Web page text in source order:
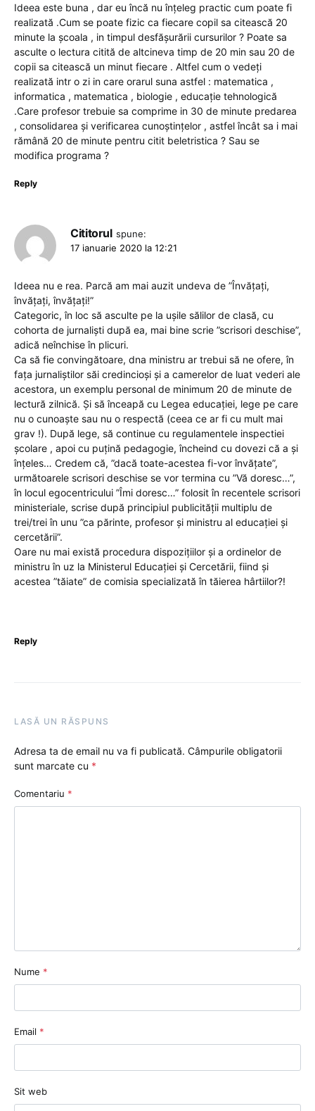
Ideea este buna , dar eu încă nu înțeleg practic cum poate fi
realizată .Cum se poate fizic ca fiecare copil sa citească 20
minute la școala , in timpul desfășurării cursurilor ? Poate sa
asculte o lectura citită de altcineva timp de 20 min sau 20 de
copii sa citească un minut fiecare . Altfel cum o vedeți
realizată intr o zi in care orarul suna astfel : matematica ,
informatica , matematica , biologie , educație tehnologică
.Care profesor trebuie sa comprime in 30 de minute predarea
, consolidarea și verificarea cunoștințelor , astfel încât sa i mai
rămână 20 de minute pentru citit beletristica ? Sau se
modifica programa ?
Reply
Cititorul spune:
17 ianuarie 2020 la 12:21
Ideea nu e rea. Parcă am mai auzit undeva de ”Învățați,
învățați, învățați!”
Categoric, în loc să asculte pe la ușile sălilor de clasă, cu
cohorta de jurnaliști după ea, mai bine scrie ”scrisori deschise”,
adică neînchise în plicuri.
Ca să fie convingătoare, dna ministru ar trebui să ne ofere, în
fața jurnaliștilor săi credincioși și a camerelor de luat vederi ale
acestora, un exemplu personal de minimum 20 de minute de
lectură zilnică. Și să înceapă cu Legea educației, lege pe care
nu o cunoaște sau nu o respectă (ceea ce ar fi cu mult mai
grav !). După lege, să continue cu regulamentele inspectiei
școlare , apoi cu puțină pedagogie, încheind cu dovezi că a și
înțeles… Credem că, ”dacă toate-acestea fi-vor învățate”,
următoarele scrisori deschise se vor termina cu ”Vă doresc…”,
în locul egocentricului ”Îmi doresc…” folosit în recentele scrisori
ministeriale, scrise după principiul publicității multiplu de
trei/trei în unu ”ca părinte, profesor și ministru al educației și
cercetării”.
Oare nu mai există procedura dispozițiilor și a ordinelor de
ministru în uz la Ministerul Educației și Cercetării, fiind și
acestea ”tăiate” de comisia specializată în tăierea hârtiilor?!
Reply
LASĂ UN RĂSPUNS
Adresa ta de email nu va fi publicată. Câmpurile obligatorii
sunt marcate cu *
Comentariu *
Nume *
Email *
Sit web